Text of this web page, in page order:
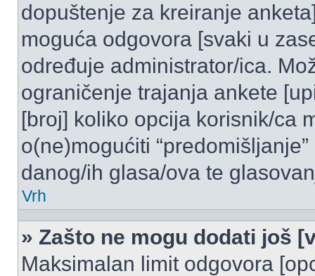
dopuštenje za kreiranje
moguća odgovora [svaki u
određuje administrator/ica.
ograničenje trajanja ankete
[broj] koliko opcija korisnik/ca
o(ne)mogućiti
danog/ih glasa/ova te
Vrh
» Zašto ne mogu dodati još
Maksimalan limit odgovora